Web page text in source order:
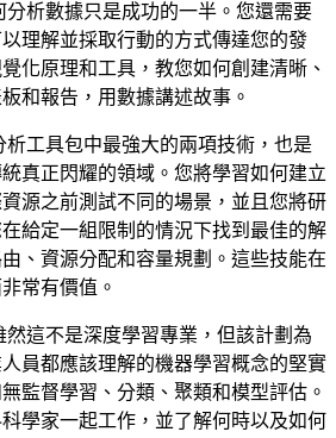
分析數據只是成功的一半。您還需要
理解並採取行動的方式傳達您的發
化原理和工具，教您如何創建清晰、
和報告，用數據講述故事。
析工具包中最強大的兩項技術，也是
真正閃耀的領域。您將學習如何建立
源之前測試不同的場景，並且您將研
給定一組限制的情況下找到最佳的解
、資源分配和容量規劃。這些技能在
常有價值。
然這不是深度學習專業，但該計劃為
員都應該理解的機器學習概念的堅實
監督學習、分類、聚類和模型評估。
學家一起工作，並了解何時以及如何